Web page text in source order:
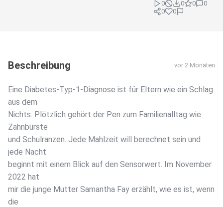
0 0 0
0
0
0
Beschreibung vor 2 Monaten
Eine Diabetes-Typ-1-Diagnose ist für Eltern wie ein Schlag
aus dem
Nichts. Plötzlich gehört der Pen zum Familienalltag wie
Zahnbürste
und Schulranzen. Jede Mahlzeit will berechnet sein und
jede Nacht
beginnt mit einem Blick auf den Sensorwert. Im November
2022 hat
mir die junge Mutter Samantha Fay erzählt, wie es ist, wenn
die